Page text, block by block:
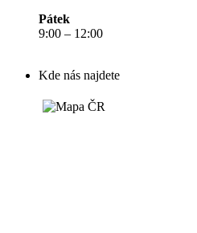
Pátek
9:00 – 12:00
Kde nás najdete